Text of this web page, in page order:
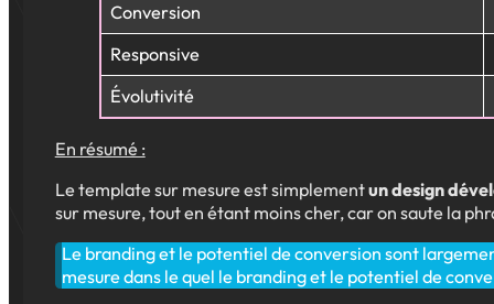
Conversion
Responsive
Évolutivité
En résumé :
Le template sur mesure est simplementun design
sur mesure, tout en étant moins cher, car on saute la
Le branding et le potentiel de conversion sont
mesure dans le quel le branding et le potentiel de